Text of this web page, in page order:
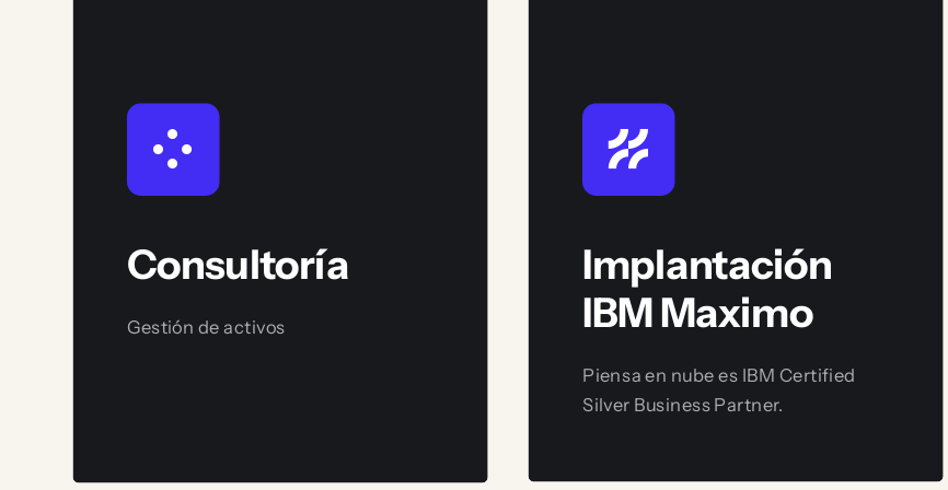
Consultoría
Gestión de activos
Implantación
IBM Maximo
Piensa en nube es IBM Certified
Silver Business Partner.